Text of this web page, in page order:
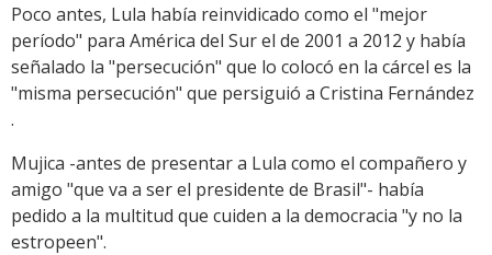
Poco antes, Lula había reinvidicado como el "mejor
período" para América del Sur el de 2001 a 2012 y había
señalado la "persecución" que lo colocó en la cárcel es la
"misma persecución" que persiguió a Cristina Fernández
.
Mujica -antes de presentar a Lula como el compañero y
amigo "que va a ser el presidente de Brasil"- había
pedido a la multitud que cuiden a la democracia "y no la
estropeen".